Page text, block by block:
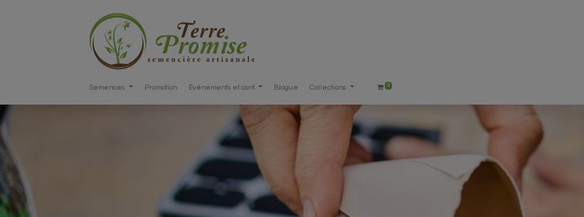
Semences Promotion Événements et conf. Blogue Collections 0